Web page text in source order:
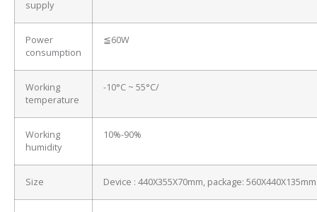
supply
Power
consumption
≦60W
Working
temperature
-10°C ~ 55°C/
Working
humidity
10%-90%
Size Device : 440X355X70mm, package: 560X440X135mm